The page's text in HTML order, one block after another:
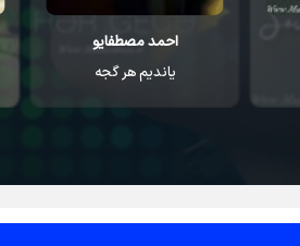
احمد مصطفایو
یاندیم هر گجه